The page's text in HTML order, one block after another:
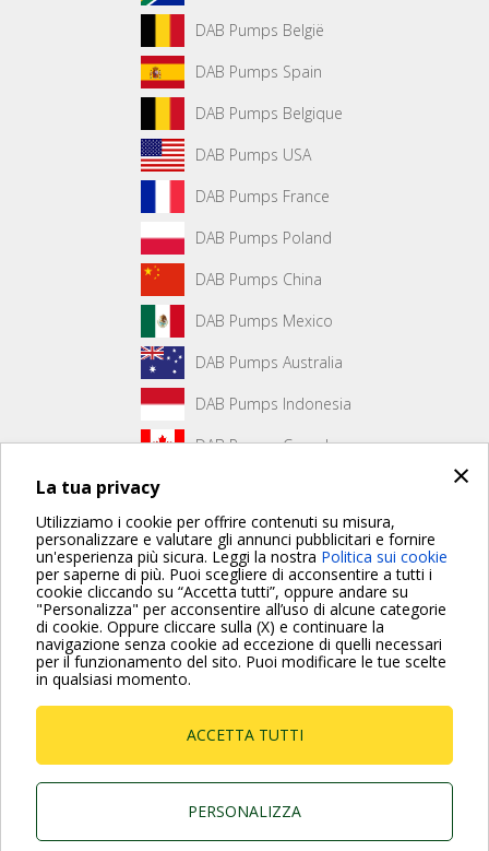
×
La tua privacy
Utilizziamo i cookie per offrire contenuti su misura,
personalizzare e valutare gli annunci pubblicitari e fornire
un'esperienza più sicura. Leggi la nostra Politica sui cookie
per saperne di più. Puoi scegliere di acconsentire a tutti i
cookie cliccando su “Accetta tutti”, oppure andare su
"Personalizza" per acconsentire all’uso di alcune categorie
di cookie. Oppure cliccare sulla (X) e continuare la
navigazione senza cookie ad eccezione di quelli necessari
per il funzionamento del sito. Puoi modificare le tue scelte
in qualsiasi momento.
ACCETTA TUTTI
PERSONALIZZA
DAB Pumps België
DAB Pumps Spain
DAB Pumps Belgique
DAB Pumps USA
DAB Pumps France
DAB Pumps Poland
DAB Pumps China
DAB Pumps Mexico
DAB Pumps Australia
DAB Pumps Indonesia
DAB Pumps Canada
Non è stato creato alcun contenuto per la prima pagina.
Per maggiori informazioni consulta anche le Domande più
Frequenti
P.I. 03675230282 - R.E.A. Padova N. 328200- Cap.